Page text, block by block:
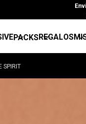
PACKSREGALOS
SPIRIT